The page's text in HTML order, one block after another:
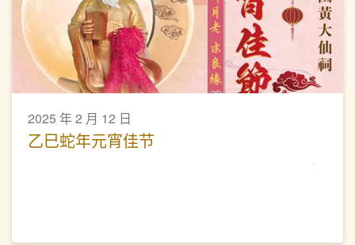
2025 年 2 月 12 日
乙巳蛇年元宵佳节